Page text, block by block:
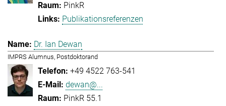
PinkR
Publikationsreferenzen
Dr. Ian Dewan
IMPRS Alumnus, Postdoktorand
+49 4522 763-541
dewan@...
PinkR 55.1